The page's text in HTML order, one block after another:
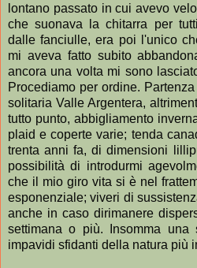
lontano passato in cui avevo
che suonava la chitarra per
dalle fanciulle, era poi l'unico
mi aveva fatto subito
ancora una volta mi sono
Procediamo per ordine.
solitaria Valle Argentera,
tutto punto, abbigliamento
plaid e coperte varie; tenda
trenta anni fa, di dimensioni
possibilità di introdurmi
che il mio giro vita si è nel
esponenziale; viveri di
anche in caso dirimanere
settimana o più. Insomma una
impavidi sfidanti della natura più